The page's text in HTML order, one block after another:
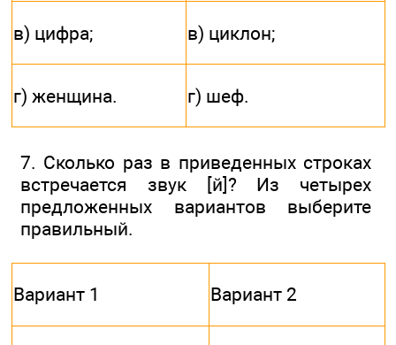
в) цифра; в) циклон;
г) женщина. г) шеф.
7. Сколько раз в приведенных строках
встречается звук [й]? Из четырех
предложенных вариантов выберите
правильный.
Вариант 1 Вариант 2